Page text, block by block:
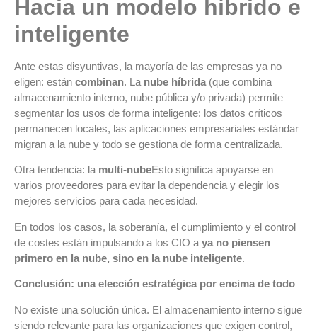
Hacia un modelo híbrido e
inteligente
Ante estas disyuntivas, la mayoría de las empresas ya no
eligen: están combinan. La nube híbrida (que combina
almacenamiento interno, nube pública y/o privada) permite
segmentar los usos de forma inteligente: los datos críticos
permanecen locales, las aplicaciones empresariales estándar
migran a la nube y todo se gestiona de forma centralizada.
Otra tendencia: la multi-nubeEsto significa apoyarse en
varios proveedores para evitar la dependencia y elegir los
mejores servicios para cada necesidad.
En todos los casos, la soberanía, el cumplimiento y el control
de costes están impulsando a los CIO a ya no piensen
primero en la nube, sino en la nube inteligente.
Conclusión: una elección estratégica por encima de todo
No existe una solución única. El almacenamiento interno sigue
siendo relevante para las organizaciones que exigen control,